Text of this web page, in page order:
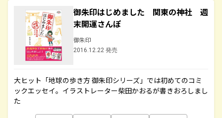
御朱印はじめました 関東の神社 週
末開運さんぽ
御朱印
2016.12.22 発売
大ヒット「地球の歩き方 御朱印シリーズ」では初めてのコミ
ックエッセイ。イラストレーター柴田かおるが書きおろしまし
た